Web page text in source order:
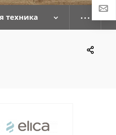
техника